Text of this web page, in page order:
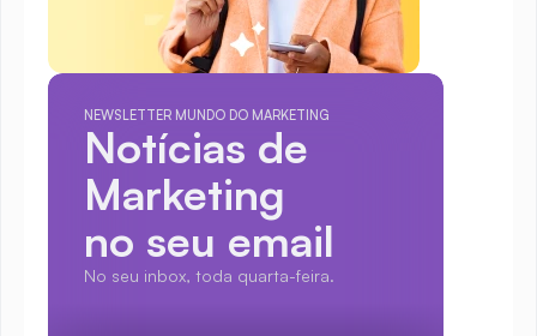
NEWSLETTER MUNDO DO MARKETING
Notícias de
Marketing
no seu email
No seu inbox, toda quarta-feira.